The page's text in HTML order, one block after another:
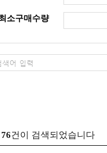
소구매수량
76건이 검색되었습니다